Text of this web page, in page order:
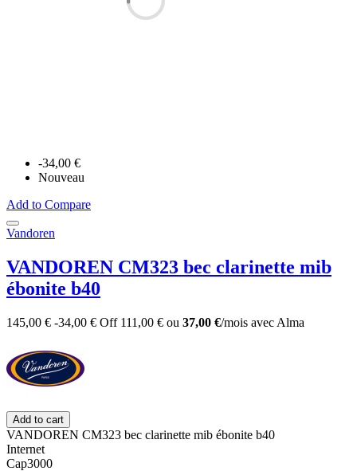
-34,00 €
Nouveau
Add to Compare
Vandoren
VANDOREN CM323 bec clarinette mib
ébonite b40
145,00 € -34,00 € Off 111,00 € ou 37,00 €/mois avec Alma
Add to cart
VANDOREN CM323 bec clarinette mib ébonite b40
Internet
Cap3000